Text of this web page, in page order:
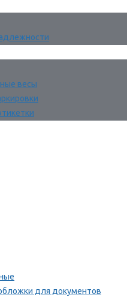
весы
для документов